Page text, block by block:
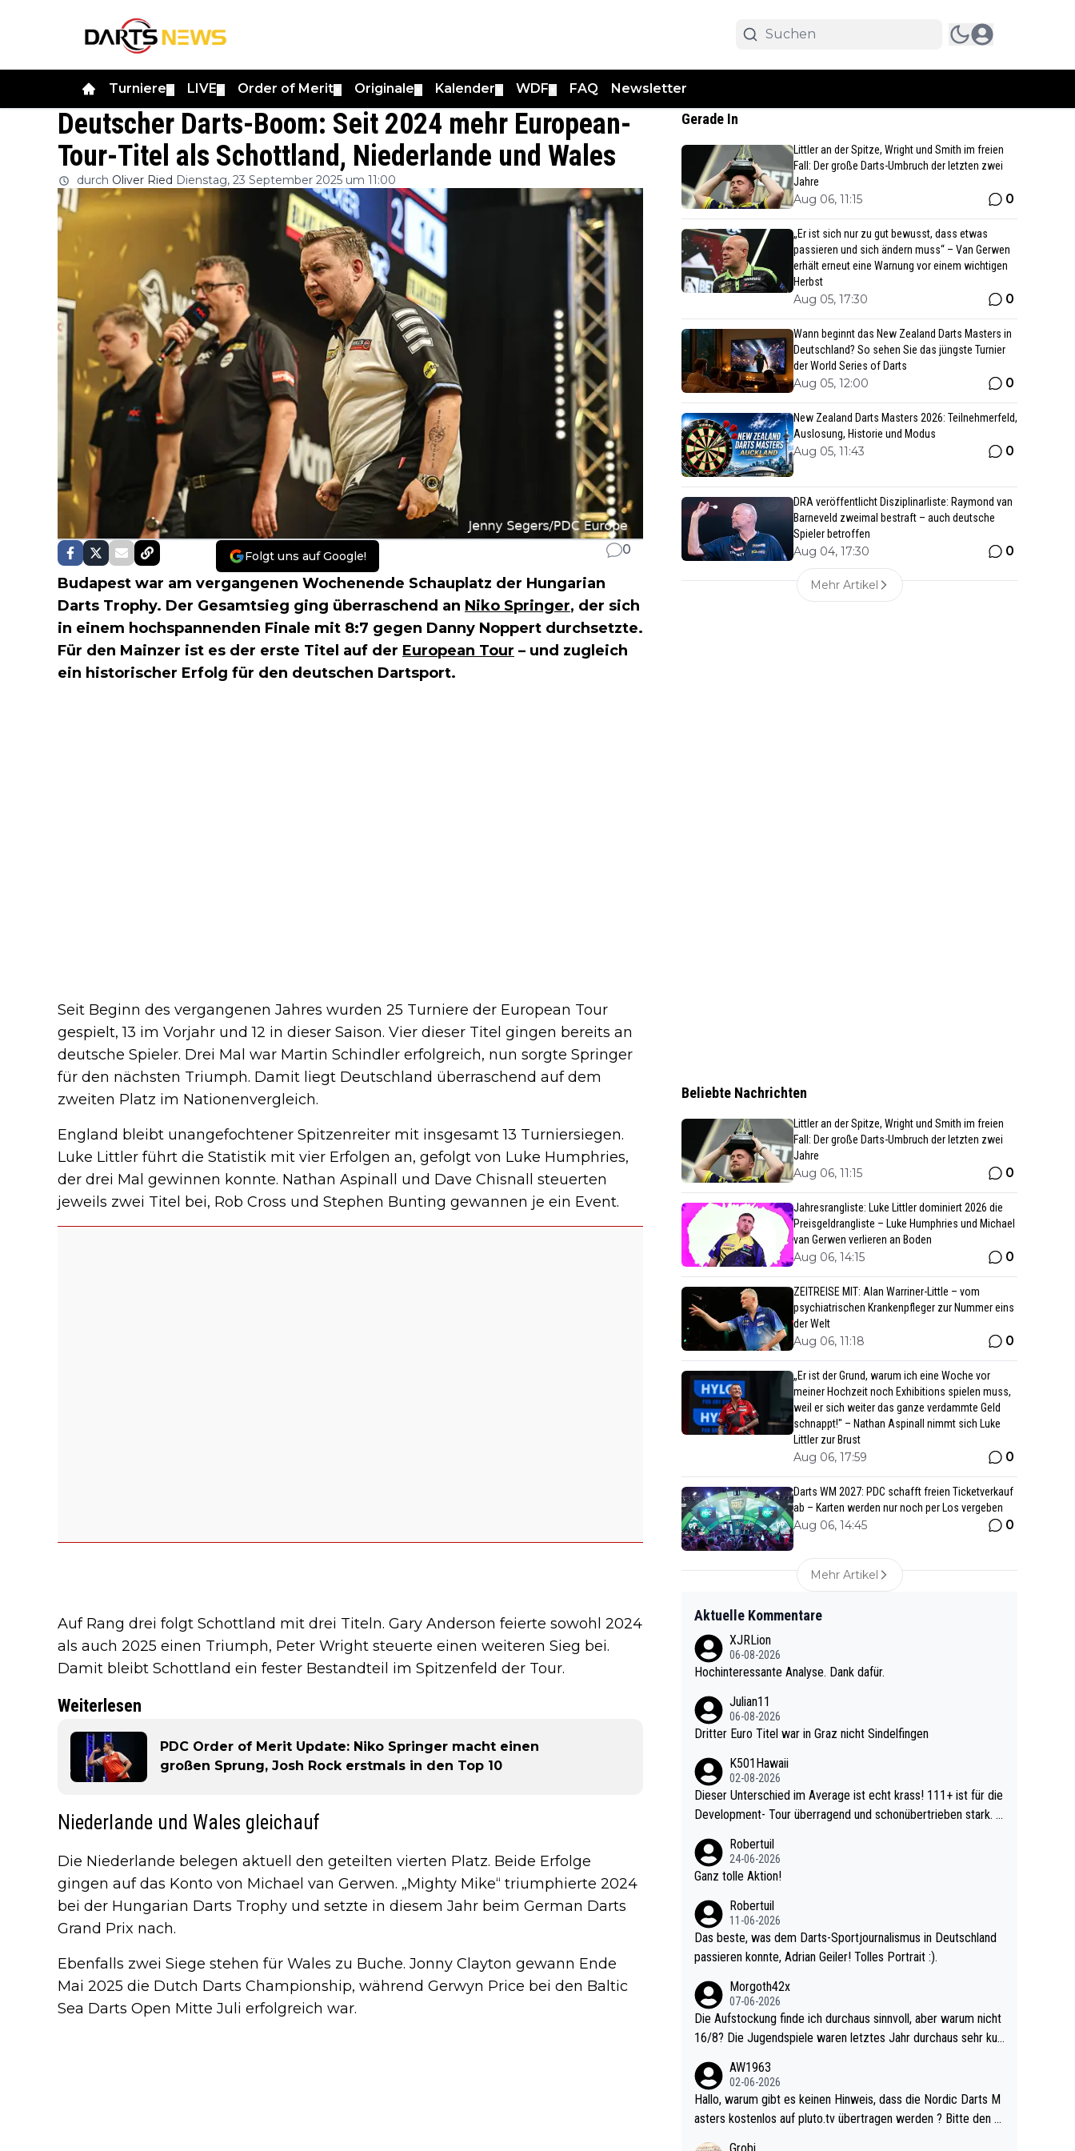
Turniere LIVE Order of Merit Originale Kalender WDF FAQ Newsletter
Deutscher Darts-Boom: Seit 2024 mehr European-
Tour-Titel als Schottland, Niederlande und Wales
durch Oliver Ried Dienstag, 23 September 2025 um 11:00
Folgt uns auf Google! 0
Budapest war am vergangenen Wochenende Schauplatz der Hungarian
Darts Trophy. Der Gesamtsieg ging überraschend an Niko Springer, der sich
in einem hochspannenden Finale mit 8:7 gegen Danny Noppert durchsetzte.
Für den Mainzer ist es der erste Titel auf der European Tour – und zugleich
ein historischer Erfolg für den deutschen Dartsport.
Seit Beginn des vergangenen Jahres wurden 25 Turniere der European Tour
gespielt, 13 im Vorjahr und 12 in dieser Saison. Vier dieser Titel gingen bereits an
deutsche Spieler. Drei Mal war Martin Schindler erfolgreich, nun sorgte Springer
für den nächsten Triumph. Damit liegt Deutschland überraschend auf dem
zweiten Platz im Nationenvergleich.
England bleibt unangefochtener Spitzenreiter mit insgesamt 13 Turniersiegen.
Luke Littler führt die Statistik mit vier Erfolgen an, gefolgt von Luke Humphries,
der drei Mal gewinnen konnte. Nathan Aspinall und Dave Chisnall steuerten
jeweils zwei Titel bei, Rob Cross und Stephen Bunting gewannen je ein Event.
Auf Rang drei folgt Schottland mit drei Titeln. Gary Anderson feierte sowohl 2024
als auch 2025 einen Triumph, Peter Wright steuerte einen weiteren Sieg bei.
Damit bleibt Schottland ein fester Bestandteil im Spitzenfeld der Tour.
Weiterlesen
PDC Order of Merit Update: Niko Springer macht einen
großen Sprung, Josh Rock erstmals in den Top 10
Niederlande und Wales gleichauf
Die Niederlande belegen aktuell den geteilten vierten Platz. Beide Erfolge
gingen auf das Konto von Michael van Gerwen. „Mighty Mike“ triumphierte 2024
bei der Hungarian Darts Trophy und setzte in diesem Jahr beim German Darts
Grand Prix nach.
Ebenfalls zwei Siege stehen für Wales zu Buche. Jonny Clayton gewann Ende
Mai 2025 die Dutch Darts Championship, während Gerwyn Price bei den Baltic
Sea Darts Open Mitte Juli erfolgreich war.
Gerade In
Littler an der Spitze, Wright und Smith im freien
Fall: Der große Darts-Umbruch der letzten zwei
Jahre
Aug 06, 11:15 0
„Er ist sich nur zu gut bewusst, dass etwas
passieren und sich ändern muss“ – Van Gerwen
erhält erneut eine Warnung vor einem wichtigen
Herbst
Aug 05, 17:30 0
Wann beginnt das New Zealand Darts Masters in
Deutschland? So sehen Sie das jüngste Turnier
der World Series of Darts
Aug 05, 12:00 0
New Zealand Darts Masters 2026: Teilnehmerfeld,
Auslosung, Historie und Modus
Aug 05, 11:43 0
DRA veröffentlicht Disziplinarliste: Raymond van
Barneveld zweimal bestraft – auch deutsche
Spieler betroffen
Aug 04, 17:30 0
Mehr Artikel
Beliebte Nachrichten
Littler an der Spitze, Wright und Smith im freien
Fall: Der große Darts-Umbruch der letzten zwei
Jahre
Aug 06, 11:15 0
Jahresrangliste: Luke Littler dominiert 2026 die
Preisgeldrangliste – Luke Humphries und Michael
van Gerwen verlieren an Boden
Aug 06, 14:15 0
ZEITREISE MIT: Alan Warriner-Little – vom
psychiatrischen Krankenpfleger zur Nummer eins
der Welt
Aug 06, 11:18 0
„Er ist der Grund, warum ich eine Woche vor
meiner Hochzeit noch Exhibitions spielen muss,
weil er sich weiter das ganze verdammte Geld
schnappt!" – Nathan Aspinall nimmt sich Luke
Littler zur Brust
Aug 06, 17:59 0
Darts WM 2027: PDC schafft freien Ticketverkauf
ab – Karten werden nur noch per Los vergeben
Aug 06, 14:45 0
Mehr Artikel
Aktuelle Kommentare
XJRLion
06-08-2026
Hochinteressante Analyse. Dank dafür.
Julian11
06-08-2026
Dritter Euro Titel war in Graz nicht Sindelfingen
K501Hawaii
02-08-2026
Dieser Unterschied im Average ist echt krass! 111+ ist für die
Development- Tour überragend und schonübertrieben stark. U
e mal 40+ erst recht. Da gewinnst keinen Blumentopf - ist ja n
och krasser wie ein Pokalspiel eines Kreisligisten vs einem Bu
Robertuil
24-06-2026
Ganz tolle Aktion!
Robertuil
11-06-2026
Das beste, was dem Darts-Sportjournalismus in Deutschland
passieren konnte, Adrian Geiler! Tolles Portrait :).
Morgoth42x
07-06-2026
Die Aufstockung finde ich durchaus sinnvoll, aber warum nicht
16/8? Die Jugendspiele waren letztes Jahr durchaus sehr kur
l. Allerdings ist Mitchell Lawrie als Nummer 1 der Welt eh quali
fiziert. Somit ändert die automatische Qualifikation des Weltm
eisters erstmal nichts. Ich denke sie wollen damit für nächste
AW1963
02-06-2026
Hallo, warum gibt es keinen Hinweis, dass die Nordic Darts M
asters kostenlos auf pluto.tv übertragen werden ? Bitte den A